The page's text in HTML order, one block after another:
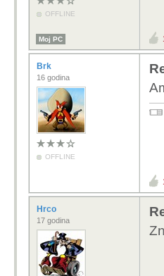
OFFLINE
Moj PC
Brk
16 godina
OFFLINE
Hrco
17 godina